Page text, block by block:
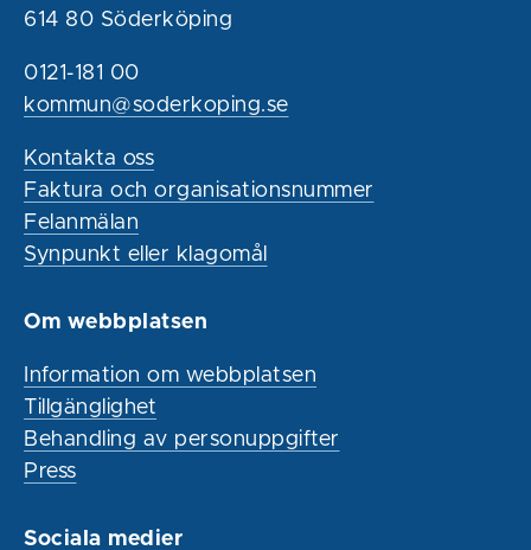
614 80 Söderköping
0121-181 00
kommun@soderkoping.se
Kontakta oss
Faktura och organisationsnummer
Felanmälan
Synpunkt eller klagomål
Om webbplatsen
Information om webbplatsen
Tillgänglighet
Behandling av personuppgifter
Press
Sociala medier